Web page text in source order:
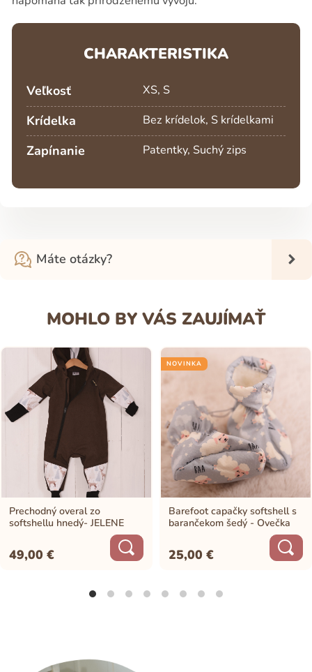
CHARAKTERISTIKA
Veľkosť XS, S
Krídelka Bez krídelok, S krídelkami
Zapínanie Patentky, Suchý zips
Máte otázky?
MOHLO BY VÁS ZAUJÍMAŤ
Prechodný overal zo
softshellu hnedý- JELENE
49,00€
NOVINKA
Barefoot capačky softshell s
barančekom šedý - Ovečka
25,00€